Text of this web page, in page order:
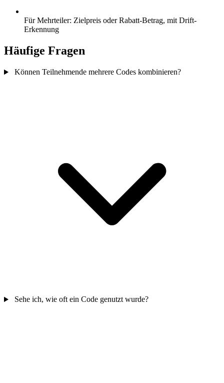
Für Mehrteiler: Zielpreis oder Rabatt-Betrag, mit Drift-
Erkennung
Häufige Fragen
Können Teilnehmende mehrere Codes kombinieren?
Sehe ich, wie oft ein Code genutzt wurde?